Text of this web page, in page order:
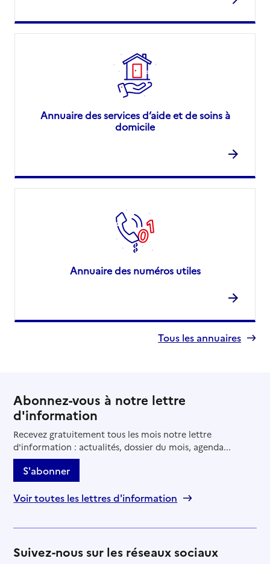
Annuaire des services d’aide et de soins à
domicile
Annuaire des numéros utiles
Tous les annuaires
Abonnez-vous à notre lettre
d'information
Recevez gratuitement tous les mois notre lettre
d'information : actualités, dossier du mois, agenda...
S'abonner
Voir toutes les lettres d'information
Suivez-nous sur les réseaux sociaux